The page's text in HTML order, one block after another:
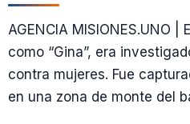
AGENCIA MISIONES.UNO
como “Gina”, era
contra mujeres. Fue
en una zona de monte del